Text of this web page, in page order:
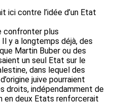
ici contre l’idée d’un Etat
confronter plus
y a longtemps déjà, des
Martin Buber ou des
un seul Etat sur le
dans lequel des
juive pourraient
droits, indépendamment de
en deux Etats renforcerait